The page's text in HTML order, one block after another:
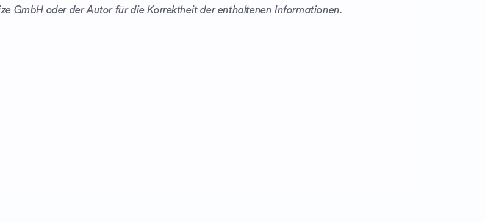
GmbH oder der Autor für die Korrektheit der enthaltenen Informationen.